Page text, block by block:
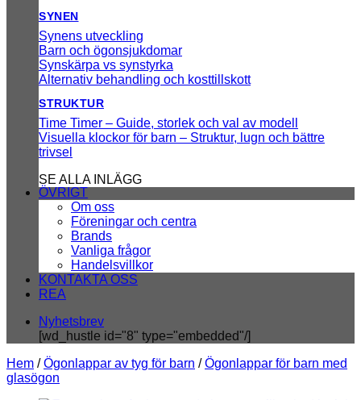
SYNEN
Synens utveckling
Barn och ögonsjukdomar
Synskärpa vs synstyrka
Alternativ behandling och kosttillskott
STRUKTUR
Time Timer – Guide, storlek och val av modell
Visuella klockor för barn – Struktur, lugn och bättre
trivsel
SE ALLA INLÄGG
ÖVRIGT
Om oss
Föreningar och centra
Brands
Vanliga frågor
Handelsvillkor
KONTAKTA OSS
REA
Nyhetsbrev
[wd_hustle id="8" type="embedded"/]
Hem / Ögonlappar av tyg för barn / Ögonlappar för barn med
glasögon